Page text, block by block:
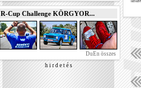
R-Cup Challenge KÖRGYOR...
DuEn összes
h i r d e t é s